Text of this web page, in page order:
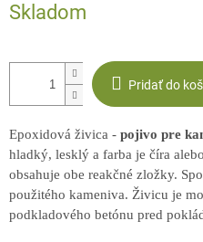
cena:
Skladom
Pridať do
Epoxidová živica - pojivo pre
hladký, lesklý a farba je číra
obsahuje obe reakčné zložky.
použitého kameniva. Živicu je
podkladového betónu pred